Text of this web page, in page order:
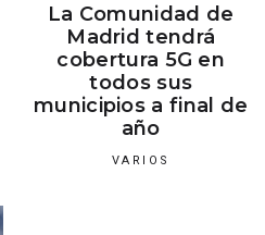
La Comunidad de
Madrid tendrá
cobertura 5G en
todos sus
municipios a final de
año
VARIOS